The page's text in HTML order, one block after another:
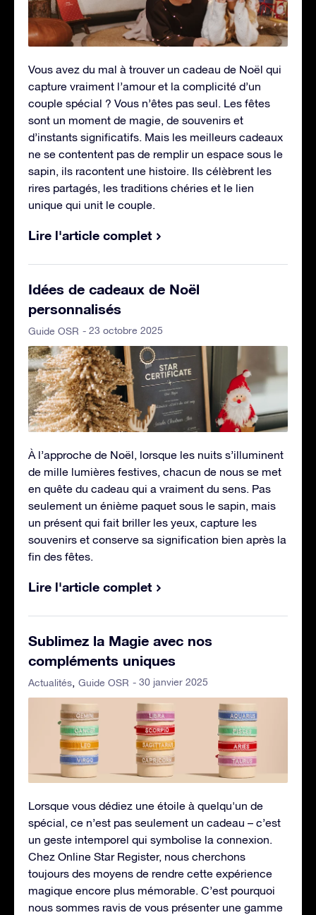
Vous avez du mal à trouver un cadeau de Noël qui
capture vraiment l’amour et la complicité d’un
couple spécial ? Vous n’êtes pas seul. Les fêtes
sont un moment de magie, de souvenirs et
d’instants significatifs. Mais les meilleurs cadeaux
ne se contentent pas de remplir un espace sous le
sapin, ils racontent une histoire. Ils célèbrent les
rires partagés, les traditions chéries et le lien
unique qui unit le couple.
Lire l'article complet
Idées de cadeaux de Noël
personnalisés
Guide OSR - 23 octobre 2025
À l’approche de Noël, lorsque les nuits s’illuminent
de mille lumières festives, chacun de nous se met
en quête du cadeau qui a vraiment du sens. Pas
seulement un énième paquet sous le sapin, mais
un présent qui fait briller les yeux, capture les
souvenirs et conserve sa signification bien après la
fin des fêtes.
Lire l'article complet
Sublimez la Magie avec nos
compléments uniques
Actualités Guide OSR - 30 janvier 2025
Lorsque vous dédiez une étoile à quelqu'un de
spécial, ce n’est pas seulement un cadeau – c’est
un geste intemporel qui symbolise la connexion.
Chez Online Star Register, nous cherchons
toujours des moyens de rendre cette expérience
magique encore plus mémorable. C’est pourquoi
nous sommes ravis de vous présenter une gamme